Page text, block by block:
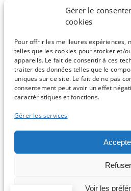
Gérer le
cookies
Pour offrir les meilleures expériences,
telles que les cookies pour stocker et/
appareils. Le fait de consentir à ces
traiter des données telles que le
uniques sur ce site. Le fait de ne pas
consentement peut avoir un effet
caractéristiques et fonctions.
Gérer les services
Refuser
Voir les
Dans cet article, je donne
d'essayer gratuitement ces
explications sont accessibles à
Sauf mention contraire, tous les
Vous